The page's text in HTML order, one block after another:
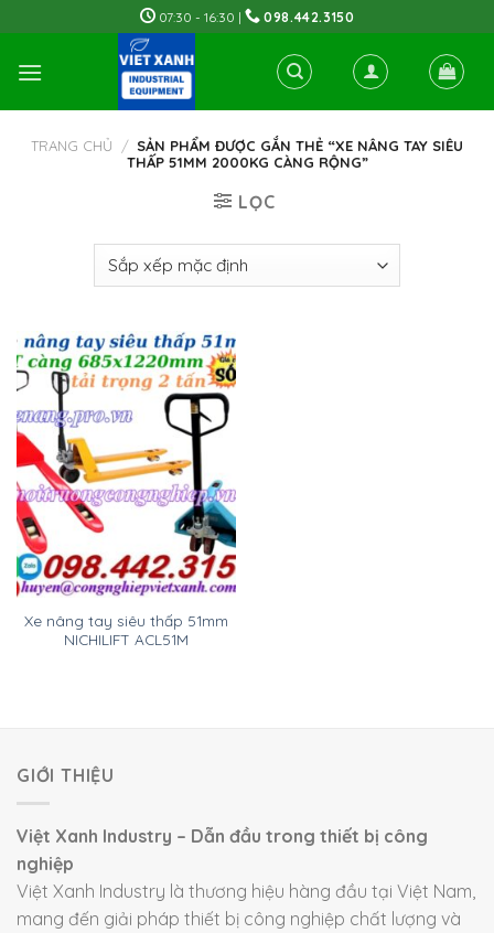
to
content
07:30 - 16:30 | 098.442.3150
TRANG CHỦ / SẢN PHẨM ĐƯỢC GẮN THẺ “XE NÂNG TAY SIÊU
THẤP 51MM 2000KG CÀNG RỘNG”
LỌC
Xe nâng tay siêu thấp 51mm
NICHILIFT ACL51M
GIỚI THIỆU
Việt Xanh Industry – Dẫn đầu trong thiết bị công
nghiệp
Việt Xanh Industry là thương hiệu hàng đầu tại Việt Nam,
mang đến giải pháp thiết bị công nghiệp chất lượng và